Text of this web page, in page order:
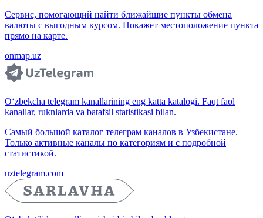
Сервис, помогающий найти ближайшие пункты обмена
валюты с выгодным курсом. Покажет местоположение пункта
прямо на карте.
onmap.uz
O‘zbekcha telegram kanallarining eng katta katalogi. Faqt faol
kanallar, ruknlarda va batafsil statistikasi bilan.
Самый большой каталог телеграм каналов в Узбекистане.
Только активные каналы по категориям и с подробной
статистикой.
uztelegram.com